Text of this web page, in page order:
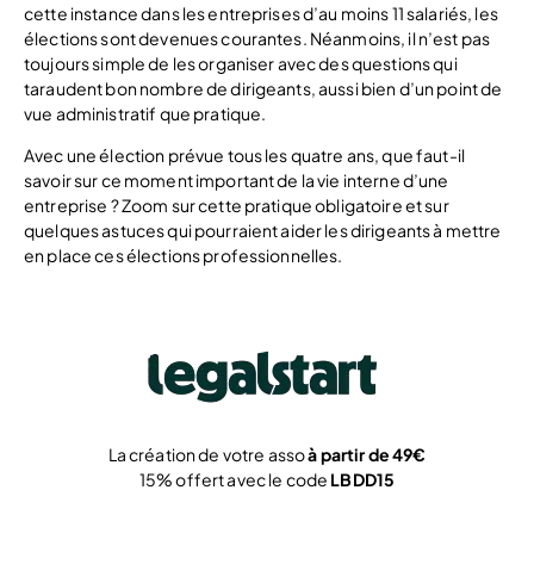
cette instance dans les entreprises d’au moins 11 salariés, les
élections sont devenues courantes. Néanmoins, il n’est pas
toujours simple de les organiser avec des questions qui
taraudent bon nombre de dirigeants, aussi bien d’un point de
vue administratif que pratique.
Avec une élection prévue tous les quatre ans, que faut-il
savoir sur ce moment important de la vie interne d’une
entreprise ? Zoom sur cette pratique obligatoire et sur
quelques astuces qui pourraient aider les dirigeants à mettre
en place ces élections professionnelles.
La création de votre assoà partir de 49€
15% offert avec le code LBDD15